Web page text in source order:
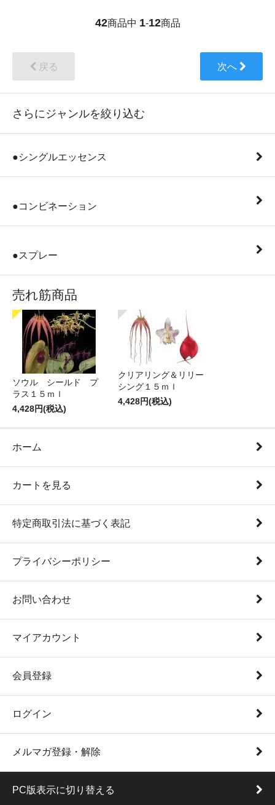
42商品中 1-12商品
戻る 次へ
さらにジャンルを絞り込む
●シングルエッセンス
●コンビネーション
●スプレー
売れ筋商品
ソウル シールド プ
ラス１５ｍｌ
4,428円(税込)
クリアリング＆リリー
シング１５ｍｌ
4,428円(税込)
ホーム
カートを見る
特定商取引法に基づく表記
プライバシーポリシー
お問い合わせ
マイアカウント
会員登録
ログイン
メルマガ登録・解除
PC版表示に切り替える